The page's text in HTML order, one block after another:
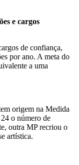
e cargos
de confiança,
por ano. A meta do
a uma
origem na Medida
o número de
outra MP recriou o
artística.